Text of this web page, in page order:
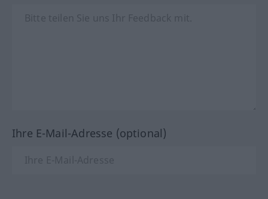
Ihre E-Mail-Adresse (optional)